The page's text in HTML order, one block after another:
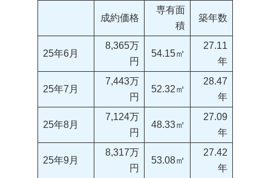
成約価格
専有面
積
築年数
25年6月
8,365万
円
54.15㎡
27.11
年
25年7月
7,443万
円
52.32㎡
28.47
年
25年8月
7,124万
円
48.33㎡
27.09
年
25年9月
8,317万
円
53.08㎡
27.42
年